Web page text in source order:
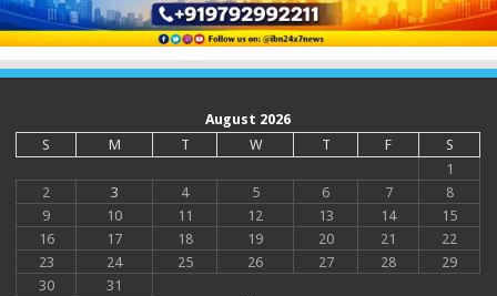
August 2026
S
M T W T F
S
1
2
3 4 5 6 7
8
9
10 11 12 13 14
15
16
17 18 19 20 21
22
23
24 25 26 27 28
29
30
31